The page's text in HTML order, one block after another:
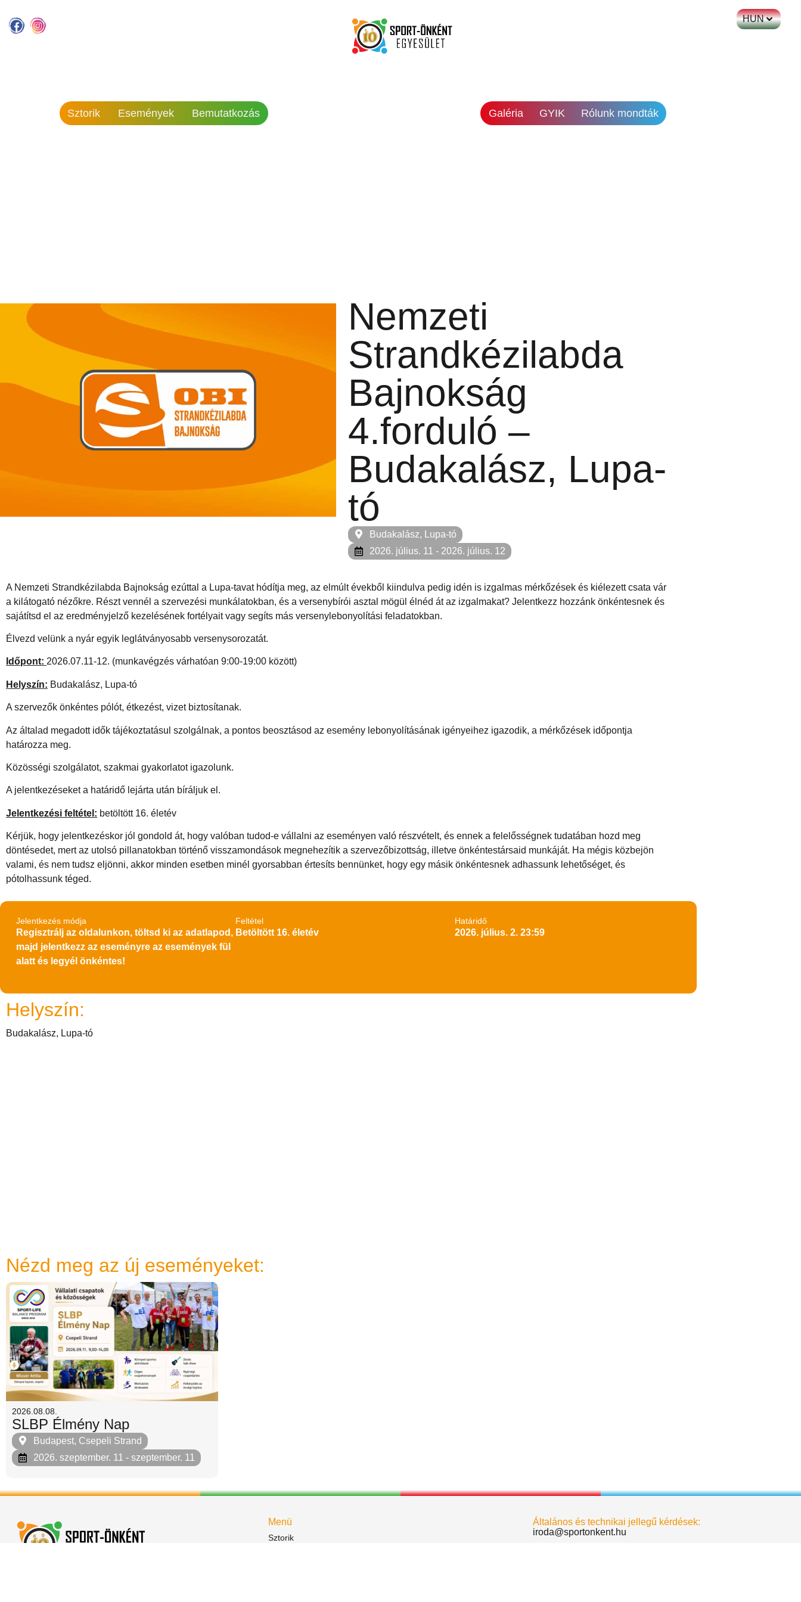
Sztorik Események Bemutatkozás Galéria GYIK Rólunk mondták
HUN
Nemzeti
Strandkézilabda
Bajnokság
4.forduló –
Budakalász, Lupa-
tó
Budakalász, Lupa-tó
2026. július. 11 - 2026. július. 12
A Nemzeti Strandkézilabda Bajnokság ezúttal a Lupa-tavat hódítja meg, az elmúlt évekből kiindulva pedig idén is izgalmas mérkőzések és kiélezett csata vár
a kilátogató nézőkre. Részt vennél a szervezési munkálatokban, és a versenybírói asztal mögül élnéd át az izgalmakat? Jelentkezz hozzánk önkéntesnek és
sajátítsd el az eredményjelző kezelésének fortélyait vagy segíts más versenylebonyolítási feladatokban.
Élvezd velünk a nyár egyik leglátványosabb versenysorozatát.
Időpont: 2026.07.11-12. (munkavégzés várhatóan 9:00-19:00 között)
Helyszín: Budakalász, Lupa-tó
A szervezők önkéntes pólót, étkezést, vizet biztosítanak.
Az általad megadott idők tájékoztatásul szolgálnak, a pontos beosztásod az esemény lebonyolításának igényeihez igazodik, a mérkőzések időpontja
határozza meg.
Közösségi szolgálatot, szakmai gyakorlatot igazolunk.
A jelentkezéseket a határidő lejárta után bíráljuk el.
Jelentkezési feltétel: betöltött 16. életév
Kérjük, hogy jelentkezéskor jól gondold át, hogy valóban tudod-e vállalni az eseményen való részvételt, és ennek a felelősségnek tudatában hozd meg
döntésedet, mert az utolsó pillanatokban történő visszamondások megnehezítik a szervezőbizottság, illetve önkéntestársaid munkáját. Ha mégis közbejön
valami, és nem tudsz eljönni, akkor minden esetben minél gyorsabban értesíts bennünket, hogy egy másik önkéntesnek adhassunk lehetőséget, és
pótolhassunk téged.
Jelentkezés módja
Regisztrálj az oldalunkon, töltsd ki az adatlapod,
majd jelentkezz az eseményre az események fül
alatt és legyél önkéntes!
Feltétel
Betöltött 16. életév
Határidő
2026. július. 2. 23:59
Helyszín:
Budakalász, Lupa-tó
Nézd meg az új eseményeket:
2026.08.08.
SLBP Élmény Nap
Budapest, Csepeli Strand
2026. szeptember. 11 - szeptember. 11
Menü
Sztorik
Általános és technikai jellegű kérdések:
iroda@sportonkent.hu